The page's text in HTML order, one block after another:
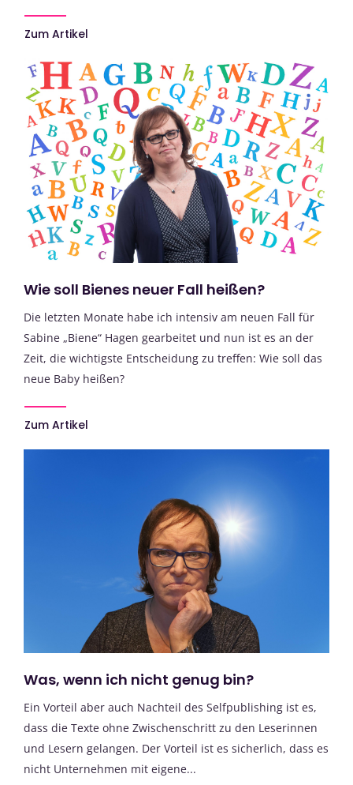
Zum Artikel
Wie soll Bienes neuer Fall heißen?
Die letzten Monate habe ich intensiv am neuen Fall für
Sabine „Biene“ Hagen gearbeitet und nun ist es an der
Zeit, die wichtigste Entscheidung zu treffen: Wie soll das
neue Baby heißen?
Zum Artikel
Was, wenn ich nicht genug bin?
Ein Vorteil aber auch Nachteil des Selfpublishing ist es,
dass die Texte ohne Zwischenschritt zu den Leserinnen
und Lesern gelangen. Der Vorteil ist es sicherlich, dass es
nicht Unternehmen mit eigene...